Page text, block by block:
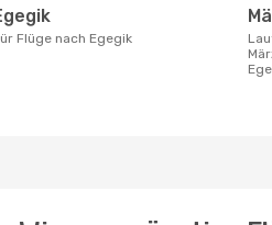
Egegik
Für Flüge nach Egegik
Laut Suchanfragen unserer Kunden ist